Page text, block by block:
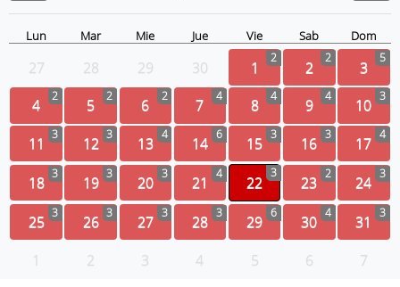
Lun Mar Mie Jue Vie Sab Dom
27 28 29 30 1 2 2 2 3 5
4 2 5 2 6 2 7 4 8 4 9 4 10 3
11 3 12 3 13 4 14 6 15 3 16 3 17 4
18 3 19 3 20 3 21 4 22
3
23 2 24 3
25 3 26 3 27 3 28 3 29 6 30 4 31 3
1 2 3 4 5 6 7